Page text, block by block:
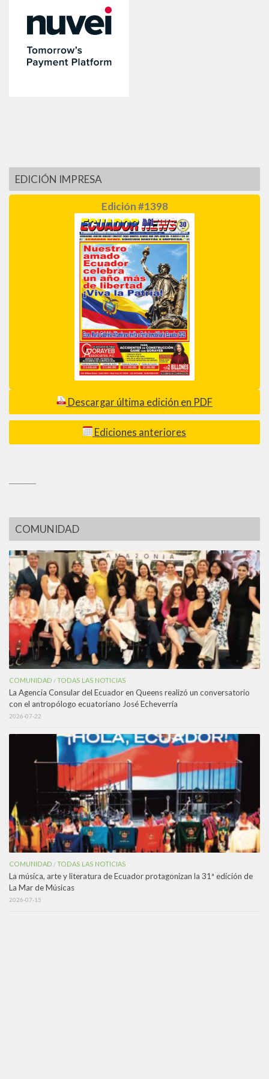
EDICIÓN IMPRESA
Edición #1398
Descargar última edición en PDF
Ediciones anteriores
COMUNIDAD
COMUNIDAD /TODAS LAS NOTICIAS
La Agencia Consular del Ecuador en Queens realizó un conversatorio
con el antropólogo ecuatoriano José Echeverría
2026-07-22
COMUNIDAD /TODAS LAS NOTICIAS
La música, arte y literatura de Ecuador protagonizan la 31ª edición de
La Mar de Músicas
2026-07-15